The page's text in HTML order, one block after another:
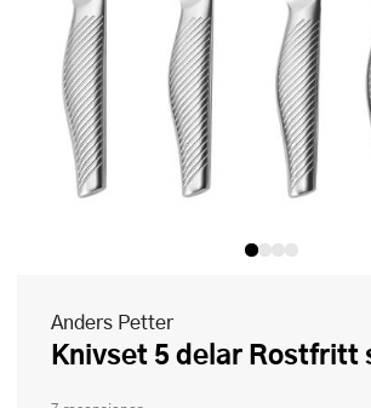
Anders Petter
Knivset 5 delar Rostfritt